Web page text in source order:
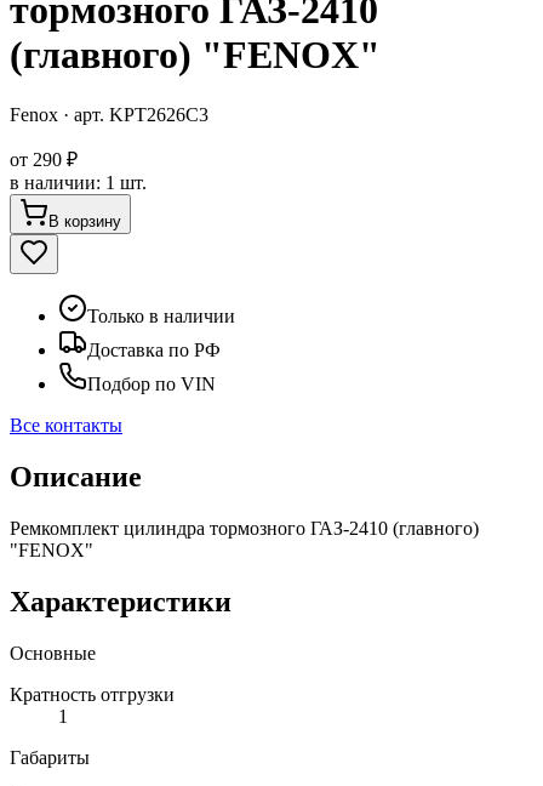
тормозного ГАЗ-2410
(главного) "FENOX"
Fenox · арт. KPT2626C3
от 290 ₽
в наличии: 1 шт.
В корзину
Только в наличии
Доставка по РФ
Подбор по VIN
Все контакты
Описание
Ремкомплект цилиндра тормозного ГАЗ-2410 (главного)
"FENOX"
Характеристики
Основные
Кратность отгрузки
1
Габариты